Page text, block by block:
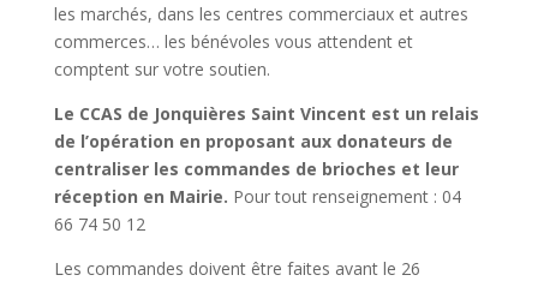
les marchés, dans les centres commerciaux et autres
commerces… les bénévoles vous attendent et
comptent sur votre soutien.
Le CCAS de Jonquières Saint Vincent est un relais
de l’opération en proposant aux donateurs de
centraliser les commandes de brioches et leur
réception en Mairie. Pour tout renseignement : 04
66 74 50 12
Les commandes doivent être faites avant le 26